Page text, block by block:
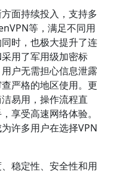
面持续投入，支持多
等，满足不同用
时，也极大提升了连
用了军用级加密标
户无需担心信息泄露
严格的地区使用。更
易用，操作流程直
享受高速网络体验。
许多用户在选择VPN
稳定性、安全性和用